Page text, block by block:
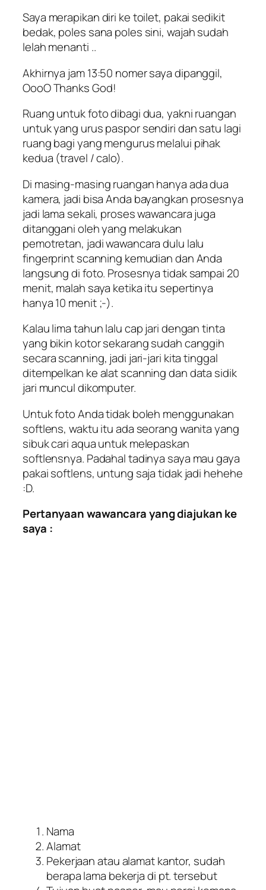
Saya merapikan diri ke toilet, pakai sedikit
bedak, poles sana poles sini, wajah sudah
lelah menanti ..
Akhirnya jam 13:50 nomer saya dipanggil,
OooO Thanks God!
Ruang untuk foto dibagi dua, yakni ruangan
untuk yang urus paspor sendiri dan satu lagi
ruang bagi yang mengurus melalui pihak
kedua (travel / calo).
Di masing-masing ruangan hanya ada dua
kamera, jadi bisa Anda bayangkan prosesnya
jadi lama sekali, proses wawancara juga
ditanggani oleh yang melakukan
pemotretan, jadi wawancara dulu lalu
fingerprint scanning kemudian dan Anda
langsung di foto. Prosesnya tidak sampai 20
menit, malah saya ketika itu sepertinya
hanya 10 menit ;-).
Kalau lima tahun lalu cap jari dengan tinta
yang bikin kotor sekarang sudah canggih
secara scanning, jadi jari-jari kita tinggal
ditempelkan ke alat scanning dan data sidik
jari muncul dikomputer.
Untuk foto Anda tidak boleh menggunakan
softlens, waktu itu ada seorang wanita yang
sibuk cari aqua untuk melepaskan
softlensnya. Padahal tadinya saya mau gaya
pakai softlens, untung saja tidak jadi hehehe
:D.
Pertanyaan wawancara yang diajukan ke
saya :
Nama
Alamat
Pekerjaan atau alamat kantor, sudah
berapa lama bekerja di pt. tersebut